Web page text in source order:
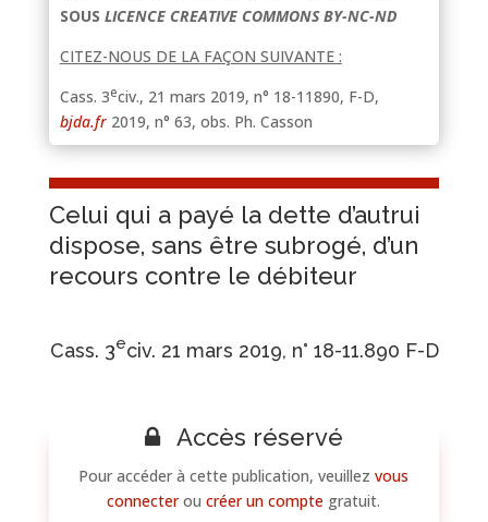
SOUS LICENCE CREATIVE COMMONS BY-NC-ND
CITEZ-NOUS DE LA FAÇON SUIVANTE :
Cass. 3eciv., 21 mars 2019, n° 18-11890, F-D,
bjda.fr2019, n° 63, obs. Ph. Casson
Celui qui a payé la dette d’autrui
dispose, sans être subrogé, d’un
recours contre le débiteur
Cass. 3eciv. 21 mars 2019, n° 18-11.890 F-D
Accès réservé
Pour accéder à cette publication, veuillezvous
connecteroucréer un compte gratuit.